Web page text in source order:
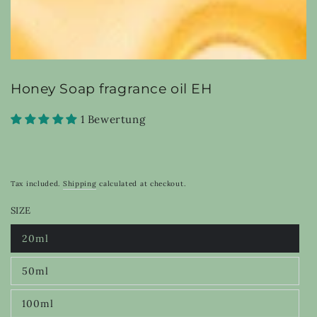
Honey Soap fragrance oil EH
1 Bewertung
Tax included. Shipping calculated at checkout.
SIZE
20ml
Variant
sold
or
unavailable
50ml
Variant
sold
or
100ml
Variant